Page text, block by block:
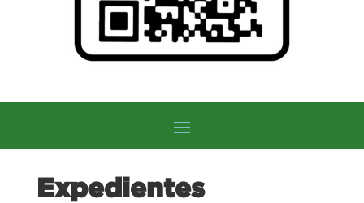
Expedientes